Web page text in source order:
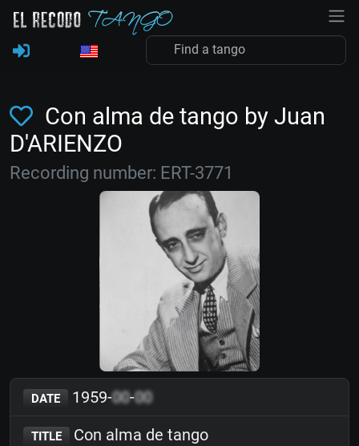
Con alma de tango by Juan
D'ARIENZO
Recording number: ERT-3771
DATE 1959-00-00
TITLE Con alma de tango